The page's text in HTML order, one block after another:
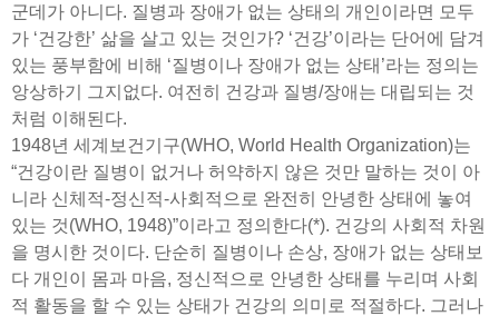
군데가 아니다. 질병과 장애가 없는 상태의 개인이라면 모두
가 ‘건강한’ 삶을 살고 있는 것인가? ‘건강’이라는 단어에 담겨
있는 풍부함에 비해 ‘질병이나 장애가 없는 상태’라는 정의는
앙상하기 그지없다. 여전히 건강과 질병/장애는 대립되는 것
처럼 이해된다.
1948년 세계보건기구(WHO, World Health Organization)는
“건강이란 질병이 없거나 허약하지 않은 것만 말하는 것이 아
니라 신체적-정신적-사회적으로 완전히 안녕한 상태에 놓여
있는 것(WHO, 1948)”이라고 정의한다(*). 건강의 사회적 차원
을 명시한 것이다. 단순히 질병이나 손상, 장애가 없는 상태보
다 개인이 몸과 마음, 정신적으로 안녕한 상태를 누리며 사회
적 활동을 할 수 있는 상태가 건강의 의미로 적절하다. 그러나